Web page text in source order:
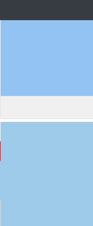
الملاعب إلى
و الفاكهة في سوق